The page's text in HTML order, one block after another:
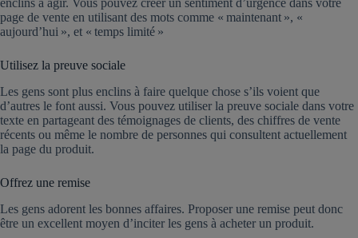
enclins à agir. Vous pouvez créer un sentiment d’urgence dans votre
page de vente en utilisant des mots comme « maintenant », «
aujourd’hui », et « temps limité »
Utilisez la preuve sociale
Les gens sont plus enclins à faire quelque chose s’ils voient que
d’autres le font aussi. Vous pouvez utiliser la preuve sociale dans votre
texte en partageant des témoignages de clients, des chiffres de vente
récents ou même le nombre de personnes qui consultent actuellement
la page du produit.
Offrez une remise
Les gens adorent les bonnes affaires. Proposer une remise peut donc
être un excellent moyen d’inciter les gens à acheter un produit.